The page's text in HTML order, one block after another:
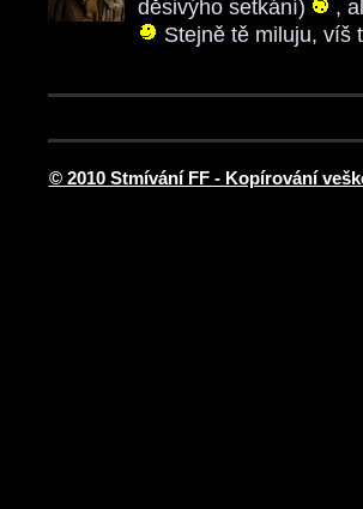
děsivýho setkání)
,
Stejně tě miluju, víš
© 2010 Stmívání FF - Kopírování